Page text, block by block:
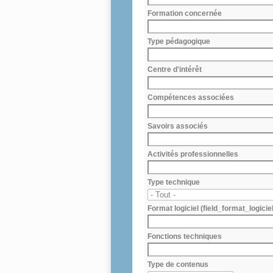
Formation concernée
Type pédagogique
Centre d'intérêt
Compétences associées
Savoirs associés
Activités professionnelles
Type technique
Format logiciel
Fonctions techniques
Type de contenus